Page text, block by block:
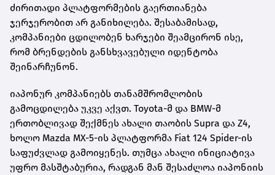
ძირითადი პლატფორმების გაერთიანება
ჯერჯერობით არ განიხილება. შესაბამისად,
კომპანიები ცდილობენ ხარჯები შეამცირონ ისე,
რომ ბრენდების განსხვავებული იდენტობა
შეინარჩუნონ.
იაპონურ კომპანიებს თანამშრომლობის
გამოცდილება უკვე აქვთ. Toyota-მ და BMW-მ
ერთობლივად შექმნეს ახალი თაობის Supra და Z4,
ხოლო Mazda MX-5-ის პლატფორმა Fiat 124 Spider-ის
საფუძვლად გამოიყენეს. თუმცა ახალი ინიციატივა
უფრო მასშტაბურია, რადგან მან შესაძლოა იაპონიის